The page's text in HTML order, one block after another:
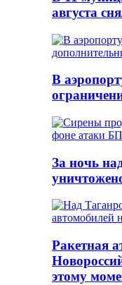
августа
В
За ночь
Ракетная
этому